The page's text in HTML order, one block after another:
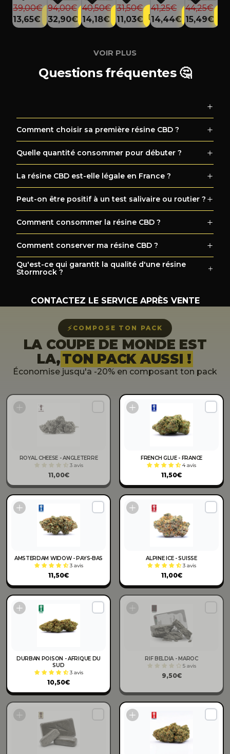
Prix régulier
39,00€
Prix promotionnel
13,65€
Prix régulier
94,00€
Prix promotionnel
32,90€
Prix régulier
40,50€
Prix promotionnel
14,18€
Prix régulier
31,50€
Prix promotionnel
11,03€
Prix régulier
41,25€Prix
14,44€
Prix
44,25€
Prix
15,49€
VOIR PLUS
Questions fréquentes 🤔
Comment choisir sa première résine CBD ?
Quelle quantité consommer pour débuter ?
La résine CBD est-elle légale en France ?
Peut-on être positif à un test salivaire ou routier ?
Comment consommer la résine CBD ?
Comment conserver ma résine CBD ?
Qu'est-ce qui garantit la qualité d'une résine
Stormrock ?
CONTACTEZ LE SERVICE APRÈS VENTE
⚡ COMPOSE TON PACK
LA COUPE DE MONDE EST
LA,TON PACK AUSSI !
Économise jusqu'a -20% en composant ton pack
ROYAL CHEESE - ANGLETERRE
3 avis
11,00€
FRENCH GLUE - FRANCE
4 avis
11,50€
AMSTERDAM WIDOW - PAYS-BAS
3 avis
11,50€
ALPINE ICE - SUISSE
3 avis
11,00€
DURBAN POISON - AFRIQUE DU
SUD
3 avis
10,50€
RIF BELDIA - MAROC
5 avis
9,50€